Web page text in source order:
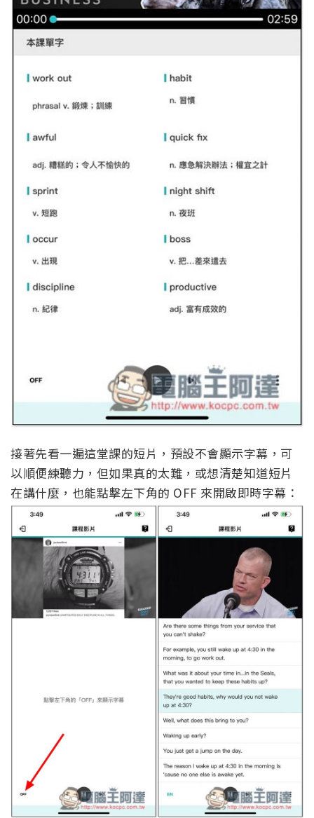
接著先看一遍這堂課的短片，預設不會顯示字幕，可
以順便練聽力，但如果真的太難，或想清楚知道短片
在講什麼，也能點擊左下角的 OFF 來開啟即時字幕：